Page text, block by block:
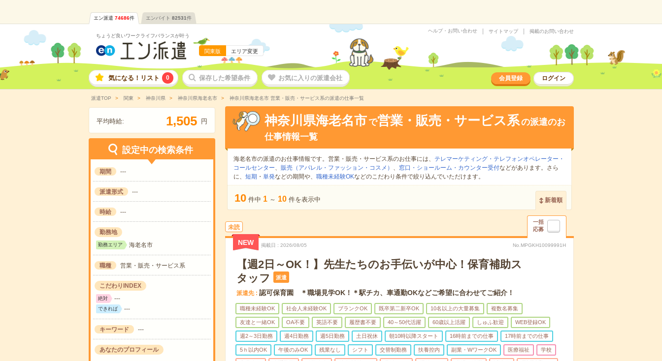
エン派遣 74686件 エンバイト 82531件
ちょうど良いワークライフバランスが叶う
関東版 エリア変更
ヘルプ・お問い合わせ サイトマップ 掲載のお問い合わせ
気になる！リスト 0 保存した希望条件 お気に入りの派遣会社 会員登録 ログイン
派遣TOP 関東 神奈川県 神奈川県海老名市 神奈川県海老名市 営業・販売・サービス系の派遣の仕事一覧
平均時給: 1,505 円
設定中の検索条件
期間 ---
派遣形式 ---
時給 ---
勤務地
勤務エリア 海老名市
職種 営業・販売・サービス系
こだわりINDEX
絶対 ---
できれば ---
キーワード ---
あなたのプロフィール
神奈川県海老名市 で営業・販売・サービス系の派遣のお
仕事情報一覧
海老名市の派遣のお仕事情報です。営業・販売・サービス系のお仕事には、
テレマーケティング・テレフォンオペレーター・
コールセンター、 販売（アパレル・ファッション・コスメ） 、 窓口・ショールーム・カウンター受付などがあります。さら
に、 短期 ・ 単発などの期間や、 職種未経験OKなどのこだわり条件で絞り込んでいただけます。
10 件中 1 ～ 10 件を表示中 新着順
未読
一括
応募
NEW 掲載日 2026/08/05 No.MPGKH10099991H
【週2日～OK！】先生たちのお手伝いが中心！保育補助ス
タッフ
派遣
派遣先 認可保育園 ＊職場見学OK！＊駅チカ、車通勤OKなどご希望に合わせてご紹介！
職種未経験OK 社会人未経験OK ブランクOK 既卒第二新卒OK 10名以上の大量募集 複数名募集
友達と一緒OK OA不要 英語不要 履歴書不要 40～50代活躍 60歳以上活躍 しゅふ歓迎 WEB登録OK
週2～3日勤務 週4日勤務 週5日勤務 土日祝休 朝10時以降スタート 16時前までの仕事 17時前までの仕事
5ｈ以内OK 午後のみOK 残業なし シフト 交替制勤務 扶養控内 副業・WワークOK 医療福祉 学校